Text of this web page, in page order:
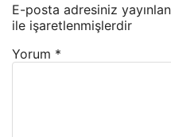
E-posta adresiniz
ile işaretlenmişlerdir
Yorum *